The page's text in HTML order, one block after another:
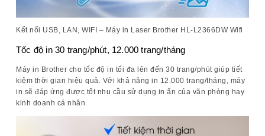
Kết nối USB, LAN, WIFI – Máy in Laser Brother HL-L2366DW Wifi
Tốc độ in 30 trang/phút, 12.000 trang/tháng
Máy in Brother cho tốc độ in tối đa lên đến 30 trang/phút giúp tiết
kiệm thời gian hiệu quả. Với khả năng in 12.000 trang/tháng, máy
in sẽ đáp ứng được tốt nhu cầu sử dụng in ấn của văn phòng hay
kinh doanh cá nhân.